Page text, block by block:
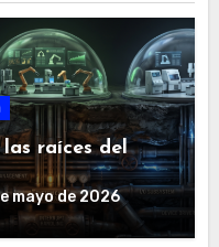
las raíces del
mayo de 2026